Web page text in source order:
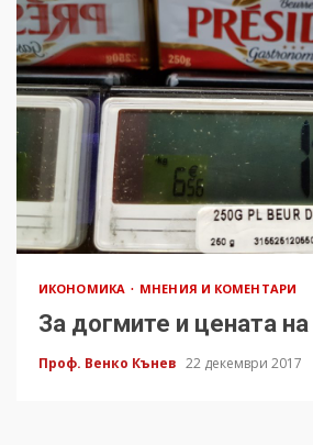
ИКОНОМИКА МНЕНИЯ И КОМЕНТАРИ
За догмите и цената
Проф. Венко Кънев 22 декември 2017